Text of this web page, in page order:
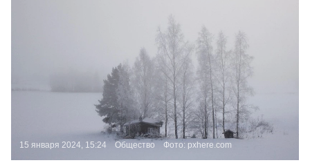
15 января 2024, 15:24 Общество Фото: pxhere.com